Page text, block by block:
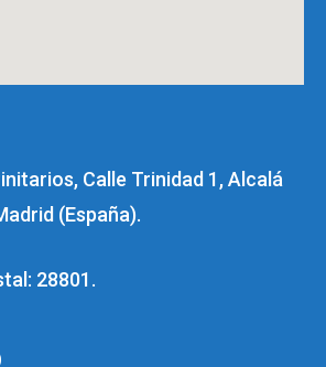
Calle Trinidad 1, Alcalá
(España).
28801.